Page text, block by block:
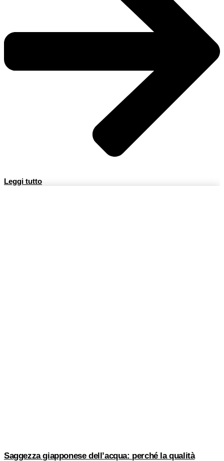
Leggi tutto
Saggezza giapponese dell’acqua: perché la qualità